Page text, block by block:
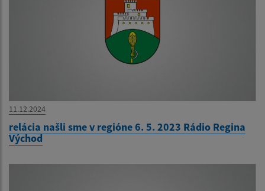
11.12.2024
relácia našli sme v regióne 6. 5. 2023 Rádio Regina
Východ